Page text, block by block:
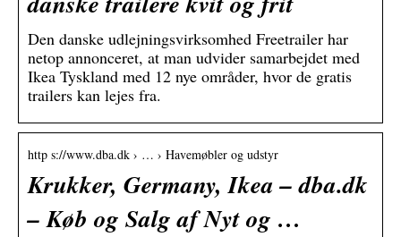
Den danske udlejningsvirksomhed Freetrailer har
netop annonceret, at man udvider samarbejdet med
Ikea Tyskland med 12 nye områder, hvor de gratis
trailers kan lejes fra.
http s://www.dba.dk › … › Havemøbler og udstyr
Krukker, Germany, Ikea – dba.dk
– Køb og Salg af Nyt og …